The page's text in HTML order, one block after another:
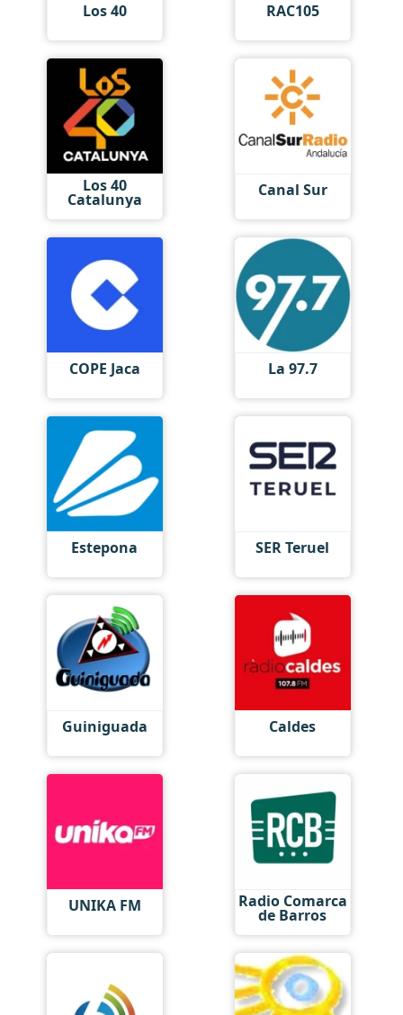
Los 40 RAC105
Los 40
Catalunya Canal Sur
COPE Jaca La 97.7
Estepona SER Teruel
Guiniguada Caldes
UNIKA FM Radio Comarca
de Barros